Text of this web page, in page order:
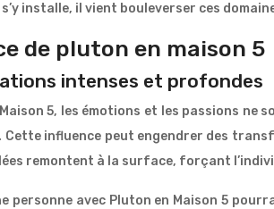
installe, il vient bouleverser ces
de pluton en maison 5
intenses et profondes
5, les émotions et les passions
influence peut engendrer des
remontent à la surface, forçant
personne avec Pluton en Maison 5